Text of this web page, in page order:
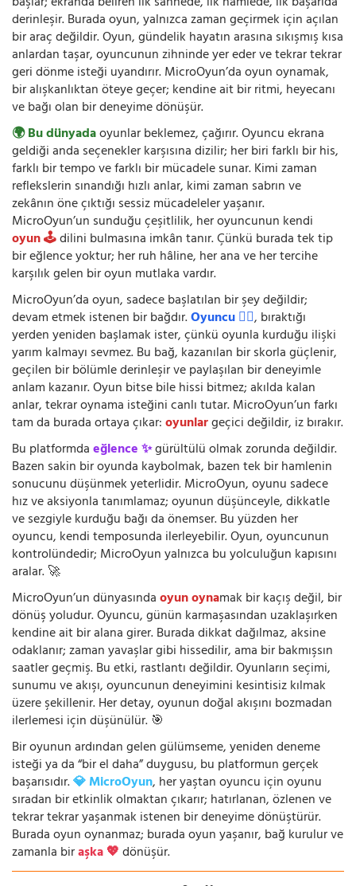
derinleşir. Burada oyun, yalnızca zaman geçirmek için açılan
bir araç değildir. Oyun, gündelik hayatın arasına sıkışmış kısa
anlardan taşar, oyuncunun zihninde yer eder ve tekrar tekrar
geri dönme isteği uyandırır. MicroOyun’da oyun oynamak,
bir alışkanlıktan öteye geçer; kendine ait bir ritmi, heyecanı
ve bağı olan bir deneyime dönüşür.
🌍 Bu dünyadaoyunlar beklemez, çağırır. Oyuncu ekrana
geldiği anda seçenekler karşısına dizilir; her biri farklı bir his,
farklı bir tempo ve farklı bir mücadele sunar. Kimi zaman
reflekslerin sınandığı hızlı anlar, kimi zaman sabrın ve
zekânın öne çıktığı sessiz mücadeleler yaşanır.
MicroOyun’un sunduğu çeşitlilik, her oyuncunun kendi
oyun 🕹️dilini bulmasına imkân tanır. Çünkü burada tek tip
bir eğlence yoktur; her ruh hâline, her ana ve her tercihe
karşılık gelen bir oyun mutlaka vardır.
MicroOyun’da oyun, sadece başlatılan bir şey değildir;
devam etmek istenen bir bağdır.Oyuncu 🧍‍♂️, bıraktığı
yerden yeniden başlamak ister, çünkü oyunla kurduğu ilişki
yarım kalmayı sevmez. Bu bağ, kazanılan bir skorla güçlenir,
geçilen bir bölümle derinleşir ve paylaşılan bir deneyimle
anlam kazanır. Oyun bitse bile hissi bitmez; akılda kalan
anlar, tekrar oynama isteğini canlı tutar. MicroOyun’un farkı
tam da burada ortaya çıkar:oyunlargeçici değildir, iz bırakır.
Bu platformdaeğlence ✨gürültülü olmak zorunda değildir.
Bazen sakin bir oyunda kaybolmak, bazen tek bir hamlenin
sonucunu düşünmek yeterlidir. MicroOyun, oyunu sadece
hız ve aksiyonla tanımlamaz; oyunun düşünceyle, dikkatle
ve sezgiyle kurduğu bağı da önemser. Bu yüzden her
oyuncu, kendi temposunda ilerleyebilir. Oyun, oyuncunun
kontrolündedir; MicroOyun yalnızca bu yolculuğun kapısını
aralar. 🚀
MicroOyun’un dünyasındaoyun oynamak bir kaçış değil, bir
dönüş yoludur. Oyuncu, günün karmaşasından uzaklaşırken
kendine ait bir alana girer. Burada dikkat dağılmaz, aksine
odaklanır; zaman yavaşlar gibi hissedilir, ama bir bakmışsın
saatler geçmiş. Bu etki, rastlantı değildir. Oyunların seçimi,
sunumu ve akışı, oyuncunun deneyimini kesintisiz kılmak
üzere şekillenir. Her detay, oyunun doğal akışını bozmadan
ilerlemesi için düşünülür. 🎯
Bir oyunun ardından gelen gülümseme, yeniden deneme
isteği ya da “bir el daha” duygusu, bu platformun gerçek
başarısıdır.💎 MicroOyun, her yaştan oyuncu için oyunu
sıradan bir etkinlik olmaktan çıkarır; hatırlanan, özlenen ve
tekrar tekrar yaşanmak istenen bir deneyime dönüştürür.
Burada oyun oynanmaz; burada oyun yaşanır, bağ kurulur ve
zamanla biraşka 💖dönüşür.